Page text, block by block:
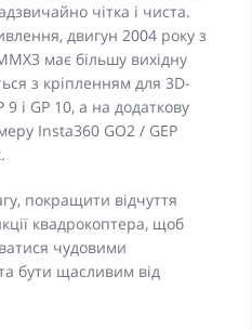
чітка і чиста.
двигун 2004 року з
має більшу вихідну
з кріпленням для 3D-
і GP 10, а на додаткову
Insta360 GO2 / GEP
покращити відчуття
квадрокоптера, щоб
чудовими
бути щасливим від